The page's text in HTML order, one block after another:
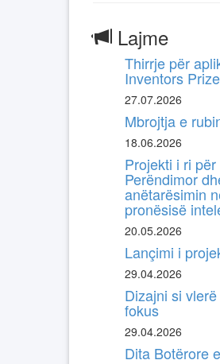
Lajme
Thirrje për
Inventors
27.07.2026
Mbrojtja e
18.06.2026
Projekti i ri
Perëndimor
anëtarësimin
pronësisë
20.05.2026
Lançimi i
29.04.2026
Dizajni si
fokus
29.04.2026
Dita Botërore